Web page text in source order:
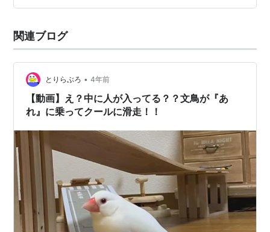
「おいで～。落ち着いて。 チュッ♡」ってされて、ちゃ
ここでやめとけばいいのに、「いい？ 見ててね？」と、
もう一回や…
関連ブログ
とりらぶろ • 4年前
【動画】え？中に人が入ってる？？文鳥が『あ
れ』に乗ってクールに滑走！！